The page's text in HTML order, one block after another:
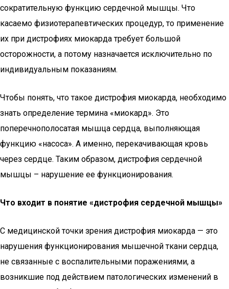
сократительную функцию сердечной мышцы. Что
касаемо физиотерапевтических процедур, то применение
их при дистрофиях миокарда требует большой
осторожности, а потому назначается исключительно по
индивидуальным показаниям.
Чтобы понять, что такое дистрофия миокарда, необходимо
знать определение термина «миокард». Это
поперечнополосатая мышца сердца, выполняющая
функцию «насоса». А именно, перекачивающая кровь
через сердце. Таким образом, дистрофия сердечной
мышцы – нарушение ее функционирования.
Что входит в понятие «дистрофия сердечной мышцы»
С медицинской точки зрения дистрофия миокарда — это
нарушения функционирования мышечной ткани сердца,
не связанные с воспалительными поражениями, а
возникшие под действием патологических изменений в